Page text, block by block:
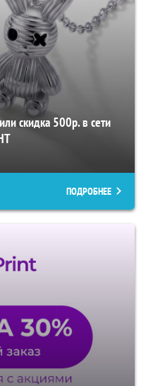
скидка 500р. в сети
ПОДРОБНЕЕ